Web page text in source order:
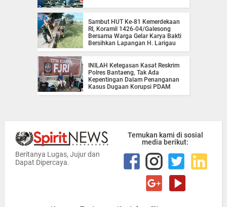
Sambut HUT Ke-81 Kemerdekaan
RI, Koramil 1426-04/Galesong
Bersama Warga Gelar Karya Bakti
Bersihkan Lapangan H. Larigau
INILAH Ketegasan Kasat Reskrim
Polres Bantaeng, Tak Ada
Kepentingan Dalam Penanganan
Kasus Dugaan Korupsi PDAM
Beritanya Lugas, Jujur dan
Dapat Dipercaya.
Temukan kami di sosial
media berikut: